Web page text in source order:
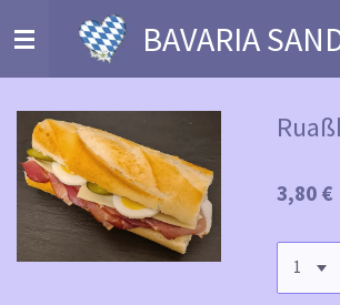
Hauptinhalt
BAVARIA
3,80 €